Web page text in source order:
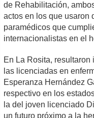
de Rehabilitación,
actos en los que usaron
paramédicos que
internacionalistas en el
En La Rosita,
las licenciadas en
Esperanza Hernández
respectivo en los
la del joven licenciado
un futuro próximo a la